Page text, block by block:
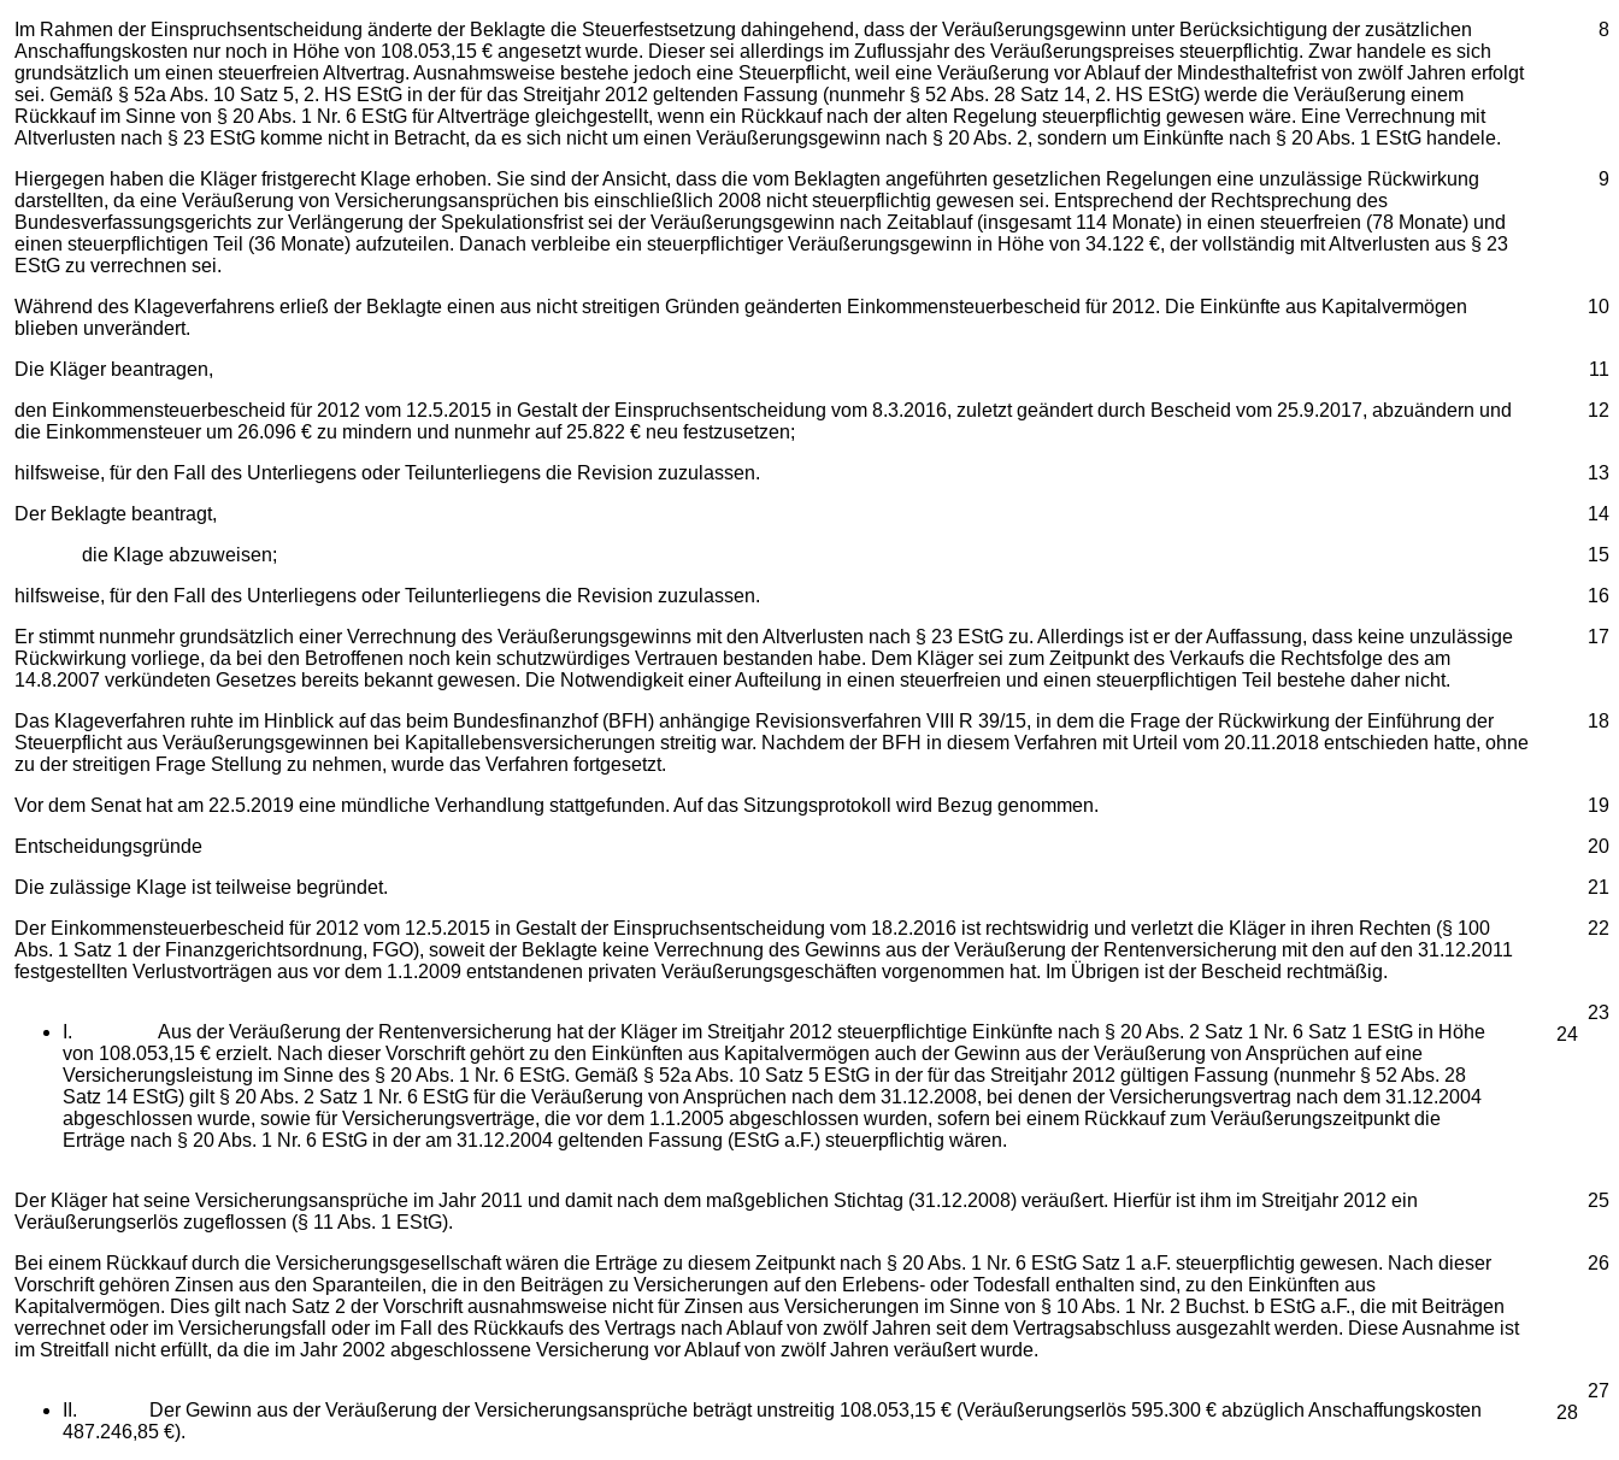
8
Im Rahmen der Einspruchsentscheidung änderte der Beklagte die Steuerfestsetzung dahingehend, dass der Veräußerungsgewinn unter Berücksichtigung der zusätzlichen
Anschaffungskosten nur noch in Höhe von 108.053,15 € angesetzt wurde. Dieser sei allerdings im Zuflussjahr des Veräußerungspreises steuerpflichtig. Zwar handele es sich
grundsätzlich um einen steuerfreien Altvertrag. Ausnahmsweise bestehe jedoch eine Steuerpflicht, weil eine Veräußerung vor Ablauf der Mindesthaltefrist von zwölf Jahren erfolgt
sei. Gemäß § 52a Abs. 10 Satz 5, 2. HS EStG in der für das Streitjahr 2012 geltenden Fassung (nunmehr § 52 Abs. 28 Satz 14, 2. HS EStG) werde die Veräußerung einem
Rückkauf im Sinne von § 20 Abs. 1 Nr. 6 EStG für Altverträge gleichgestellt, wenn ein Rückkauf nach der alten Regelung steuerpflichtig gewesen wäre. Eine Verrechnung mit
Altverlusten nach § 23 EStG komme nicht in Betracht, da es sich nicht um einen Veräußerungsgewinn nach § 20 Abs. 2, sondern um Einkünfte nach § 20 Abs. 1 EStG handele.
9
Hiergegen haben die Kläger fristgerecht Klage erhoben. Sie sind der Ansicht, dass die vom Beklagten angeführten gesetzlichen Regelungen eine unzulässige Rückwirkung
darstellten, da eine Veräußerung von Versicherungsansprüchen bis einschließlich 2008 nicht steuerpflichtig gewesen sei. Entsprechend der Rechtsprechung des
Bundesverfassungsgerichts zur Verlängerung der Spekulationsfrist sei der Veräußerungsgewinn nach Zeitablauf (insgesamt 114 Monate) in einen steuerfreien (78 Monate) und
einen steuerpflichtigen Teil (36 Monate) aufzuteilen. Danach verbleibe ein steuerpflichtiger Veräußerungsgewinn in Höhe von 34.122 €, der vollständig mit Altverlusten aus § 23
EStG zu verrechnen sei.
10
Während des Klageverfahrens erließ der Beklagte einen aus nicht streitigen Gründen geänderten Einkommensteuerbescheid für 2012. Die Einkünfte aus Kapitalvermögen
blieben unverändert.
11
Die Kläger beantragen,
12
den Einkommensteuerbescheid für 2012 vom 12.5.2015 in Gestalt der Einspruchsentscheidung vom 8.3.2016, zuletzt geändert durch Bescheid vom 25.9.2017, abzuändern und
die Einkommensteuer um 26.096 € zu mindern und nunmehr auf 25.822 € neu festzusetzen;
13
hilfsweise, für den Fall des Unterliegens oder Teilunterliegens die Revision zuzulassen.
14
Der Beklagte beantragt,
15
die Klage abzuweisen;
16
hilfsweise, für den Fall des Unterliegens oder Teilunterliegens die Revision zuzulassen.
17
Er stimmt nunmehr grundsätzlich einer Verrechnung des Veräußerungsgewinns mit den Altverlusten nach § 23 EStG zu. Allerdings ist er der Auffassung, dass keine unzulässige
Rückwirkung vorliege, da bei den Betroffenen noch kein schutzwürdiges Vertrauen bestanden habe. Dem Kläger sei zum Zeitpunkt des Verkaufs die Rechtsfolge des am
14.8.2007 verkündeten Gesetzes bereits bekannt gewesen. Die Notwendigkeit einer Aufteilung in einen steuerfreien und einen steuerpflichtigen Teil bestehe daher nicht.
18
Das Klageverfahren ruhte im Hinblick auf das beim Bundesfinanzhof (BFH) anhängige Revisionsverfahren VIII R 39/15, in dem die Frage der Rückwirkung der Einführung der
Steuerpflicht aus Veräußerungsgewinnen bei Kapitallebensversicherungen streitig war. Nachdem der BFH in diesem Verfahren mit Urteil vom 20.11.2018 entschieden hatte, ohne
zu der streitigen Frage Stellung zu nehmen, wurde das Verfahren fortgesetzt.
19
Vor dem Senat hat am 22.5.2019 eine mündliche Verhandlung stattgefunden. Auf das Sitzungsprotokoll wird Bezug genommen.
20
Entscheidungsgründe
21
Die zulässige Klage ist teilweise begründet.
22
Der Einkommensteuerbescheid für 2012 vom 12.5.2015 in Gestalt der Einspruchsentscheidung vom 18.2.2016 ist rechtswidrig und verletzt die Kläger in ihren Rechten (§ 100
Abs. 1 Satz 1 der Finanzgerichtsordnung, FGO), soweit der Beklagte keine Verrechnung des Gewinns aus der Veräußerung der Rentenversicherung mit den auf den 31.12.2011
festgestellten Verlustvorträgen aus vor dem 1.1.2009 entstandenen privaten Veräußerungsgeschäften vorgenommen hat. Im Übrigen ist der Bescheid rechtmäßig.
23
24
I. Aus der Veräußerung der Rentenversicherung hat der Kläger im Streitjahr 2012 steuerpflichtige Einkünfte nach § 20 Abs. 2 Satz 1 Nr. 6 Satz 1 EStG in Höhe
von 108.053,15 € erzielt. Nach dieser Vorschrift gehört zu den Einkünften aus Kapitalvermögen auch der Gewinn aus der Veräußerung von Ansprüchen auf eine
Versicherungsleistung im Sinne des § 20 Abs. 1 Nr. 6 EStG. Gemäß § 52a Abs. 10 Satz 5 EStG in der für das Streitjahr 2012 gültigen Fassung (nunmehr § 52 Abs. 28
Satz 14 EStG) gilt § 20 Abs. 2 Satz 1 Nr. 6 EStG für die Veräußerung von Ansprüchen nach dem 31.12.2008, bei denen der Versicherungsvertrag nach dem 31.12.2004
abgeschlossen wurde, sowie für Versicherungsverträge, die vor dem 1.1.2005 abgeschlossen wurden, sofern bei einem Rückkauf zum Veräußerungszeitpunkt die
Erträge nach § 20 Abs. 1 Nr. 6 EStG in der am 31.12.2004 geltenden Fassung (EStG a.F.) steuerpflichtig wären.
25
Der Kläger hat seine Versicherungsansprüche im Jahr 2011 und damit nach dem maßgeblichen Stichtag (31.12.2008) veräußert. Hierfür ist ihm im Streitjahr 2012 ein
Veräußerungserlös zugeflossen (§ 11 Abs. 1 EStG).
26
Bei einem Rückkauf durch die Versicherungsgesellschaft wären die Erträge zu diesem Zeitpunkt nach § 20 Abs. 1 Nr. 6 EStG Satz 1 a.F. steuerpflichtig gewesen. Nach dieser
Vorschrift gehören Zinsen aus den Sparanteilen, die in den Beiträgen zu Versicherungen auf den Erlebens- oder Todesfall enthalten sind, zu den Einkünften aus
Kapitalvermögen. Dies gilt nach Satz 2 der Vorschrift ausnahmsweise nicht für Zinsen aus Versicherungen im Sinne von § 10 Abs. 1 Nr. 2 Buchst. b EStG a.F., die mit Beiträgen
verrechnet oder im Versicherungsfall oder im Fall des Rückkaufs des Vertrags nach Ablauf von zwölf Jahren seit dem Vertragsabschluss ausgezahlt werden. Diese Ausnahme ist
im Streitfall nicht erfüllt, da die im Jahr 2002 abgeschlossene Versicherung vor Ablauf von zwölf Jahren veräußert wurde.
27
28
II. Der Gewinn aus der Veräußerung der Versicherungsansprüche beträgt unstreitig 108.053,15 € (Veräußerungserlös 595.300 € abzüglich Anschaffungskosten
487.246,85 €).